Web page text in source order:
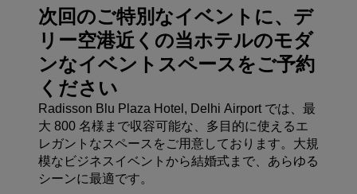
次回のご特別なイベントに、デ
リー空港近くの当ホテルのモダ
ンなイベントスペースをご予約
ください
Radisson Blu Plaza Hotel, Delhi Airport では、最
大 800 名様まで収容可能な、多目的に使えるエ
レガントなスペースをご用意しております。大規
模なビジネスイベントから結婚式まで、あらゆる
シーンに最適です。